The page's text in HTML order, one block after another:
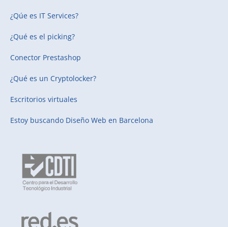
¿Qúe es IT Services?
¿Qué es el picking?
Conector Prestashop
¿Qué es un Cryptolocker?
Escritorios virtuales
Estoy buscando Diseño Web en Barcelona